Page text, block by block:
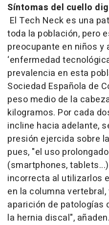
Síntomas del cuello
El Tech Neck es una
toda la población, pero
preocupante en niños y
‘enfermedad
prevalencia en esta
Sociedad Española de
peso medio de la
kilogramos. Por cada
incline hacia adelante,
presión ejercida sobre
pues, "el uso
(smartphones,tablets
incorrecta al utilizarlos
en la columna
aparición de patologías
la hernia discal", añaden.